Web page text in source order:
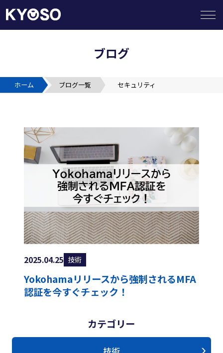
HOME
提供サービス
企業の皆様へ
SIerの皆様へ
ビジネスパートナー募集
導入事例
会社概要
ServiceNow
ブログ
ホーム ブログ一覧 セキュリティ
2025.04.25 技術
Yokohamaリリースから強制されるMFA
認証を今すぐチェック！
カテゴリー